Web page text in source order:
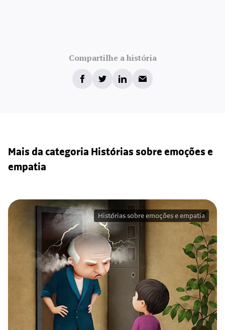
Compartilhe a história
Mais da categoria Histórias sobre emoções e
empatia
Histórias sobre emoções e empatia